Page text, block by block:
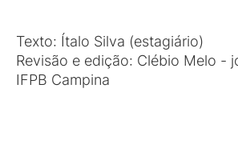
Texto: Ítalo Silva (estagiário)
Revisão e edição: Clébio Melo -
IFPB Campina